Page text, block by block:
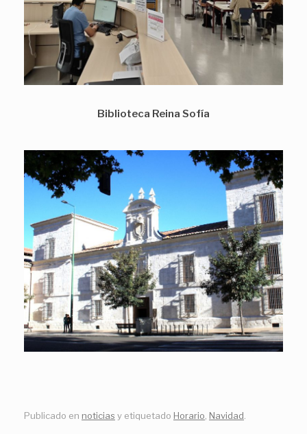
Biblioteca Reina Sofía
Publicado en noticias y etiquetado Horario, Navidad.